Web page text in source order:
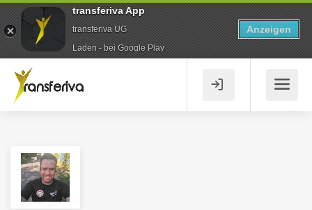
transferiva App
transferiva UG
Laden - bei Google Play
Anzeigen